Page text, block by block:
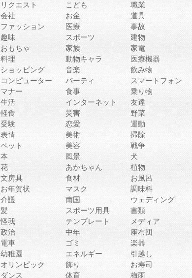
リクエスト こども 職業
会社
お金 道具
ファッション
医療 事故
趣味
スポーツ 建物
おもちゃ
家族 家電
料理
動物キャラ 医療機器
ショッピング
音楽 飲み物
コンピューター
パーティ スマートフォン
マナー
食事 乗り物
生活
インターネット 友達
軽食
災害 野菜
受験
恋愛 運動
表情
美術 掃除
ペット
美容 戦争
本
風景 犬
花
あかちゃん 植物
文房具
食材 お風呂
お年賀状
マスク 調味料
介護
南国 ウェディング
髪
スポーツ用具 書類
怪我
テンプレート メディア
政治
中年 座布団
電車
ゴミ 楽器
幼稚園
エネルギー 引越し
オリンピック
飾り お寿司
ダンス
体育 梅雨